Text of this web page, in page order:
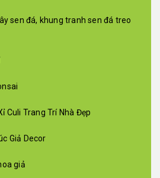
sen đá, khung tranh sen đá treo
Culi Trang Trí Nhà Đẹp
Giả Decor
giả